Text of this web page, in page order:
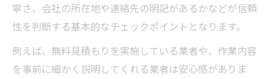
不用品回収の相場とトラブル予防のコツ
不用品回収の相場を知って適正価格で依頼
不用品回収でよくあるトラブル事例と対策
追加料金を防ぐ不用品回収の見積もり確認
寧さ、会社の所在地や連絡先の明記があるかなどが信頼
性を判断する基本的なチェックポイントとなります。
例えば、無料見積もりを実施している業者や、作業内容
を事前に細かく説明してくれる業者は安心感がありま